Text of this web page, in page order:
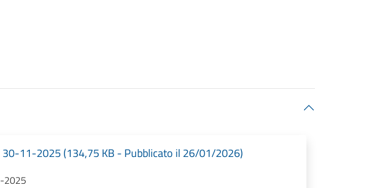
11-2025 (134,75 KB - Pubblicato il 26/01/2026)
2025